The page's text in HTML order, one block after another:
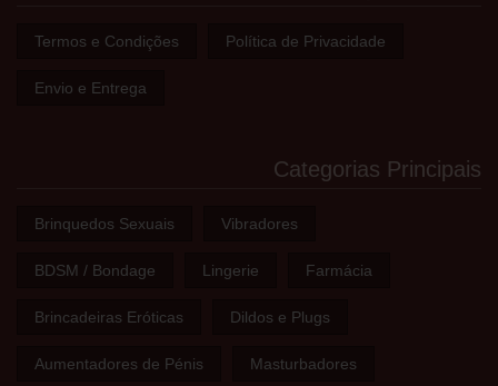
Termos e Condições Política de Privacidade
Envio e Entrega
Categorias Principais
Brinquedos Sexuais Vibradores
BDSM / Bondage Lingerie Farmácia
Brincadeiras Eróticas Dildos e Plugs
Aumentadores de Pénis Masturbadores